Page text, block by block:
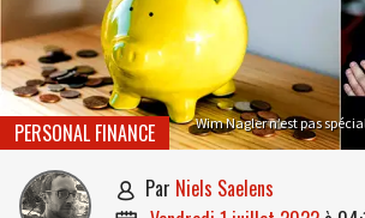
Wim Nagler n’est pas
PERSONAL FINANCE
 par Niels Saelens